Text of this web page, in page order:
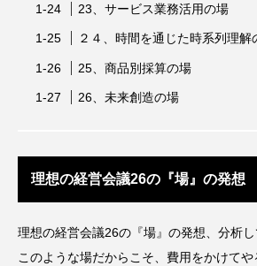
23、サービス業務活用の場
２４、時間を通じた時系列理解
25、商品別採算の場
26、未来創造の場
理想の経営会議26の『場』の発想
理想の経営会議26の『場』の発想、分析し
このような場だからこそ、費用をかけて